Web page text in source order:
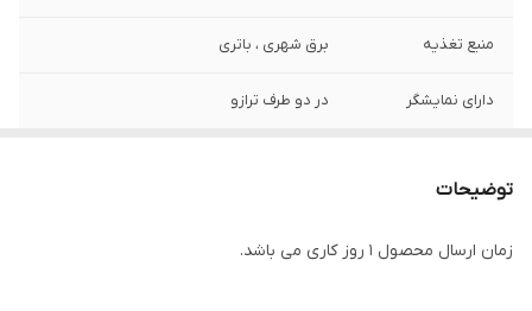
منبع تغذیه برق شهری ، باتری
دارای نمایشگر در دو طرف ترازو
توضیحات
زمان ارسال محصول 1 روز کاری می باشد.